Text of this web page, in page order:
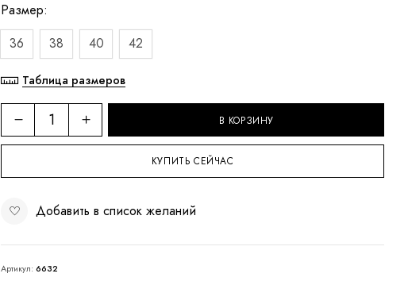
Размер
36
38 40 42
Таблица размеров
В КОРЗИНУ
КУПИТЬ СЕЙЧАС
Добавить в список желаний
Артикул:6632